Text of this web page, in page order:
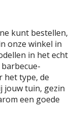
kunt bestellen,
onze winkel in
in het echt
het type, de
jouw tuin, gezin
een goede